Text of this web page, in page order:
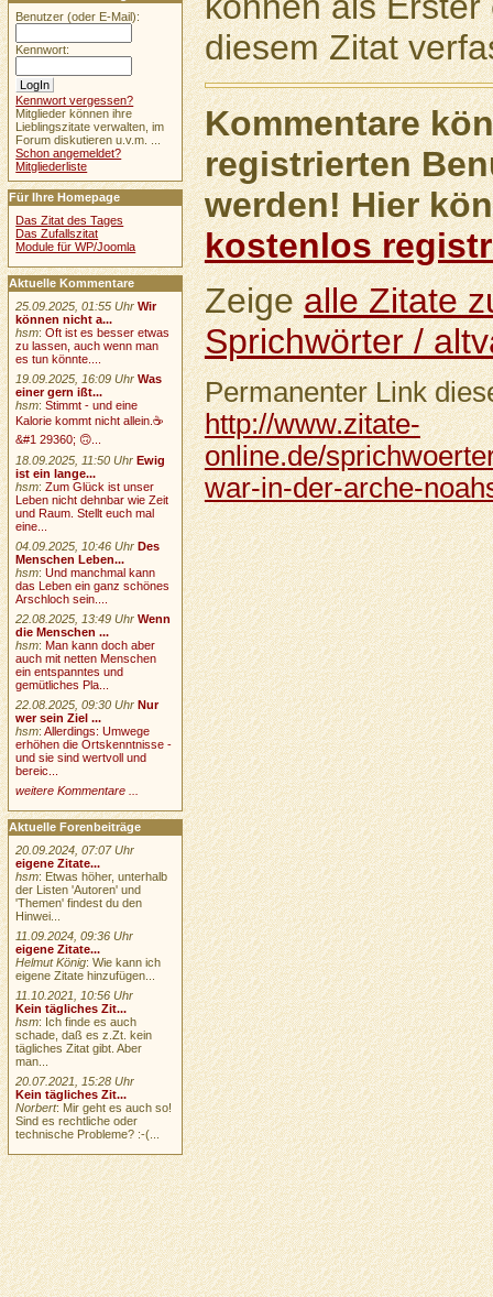
diesem Zitat
Kommentare
registrierten
werden! Hier
kostenlos
Zeigealle Zitate
Sprichwörter /
Permanenter Link
http://www.zitate-
online.de/
war-in-der-arche-
Benutzer (oder E-Mail):
Kennwort:
Kennwort vergessen?
Mitglieder können ihre
Lieblingszitate verwalten, im
Forum diskutieren u.v.m. ...
Schon angemeldet?
Mitgliederliste
Für Ihre Homepage
Das Zitat des Tages
Das Zufallszitat
Module für WP/Joomla
Aktuelle Kommentare
25.09.2025, 01:55 Uhr Wir
können nicht a...
hsm:Oft ist es besser etwas
zu lassen, auch wenn man
es tun könnte....
19.09.2025, 16:09 Uhr Was
einer gern ißt...
hsm:Stimmt - und eine
Kalorie kommt nicht allein.☕
&#1 29360; 🙃...
18.09.2025, 11:50 Uhr Ewig
ist ein lange...
hsm:Zum Glück ist unser
Leben nicht dehnbar wie Zeit
und Raum. Stellt euch mal
eine...
04.09.2025, 10:46 Uhr Des
Menschen Leben...
hsm:Und manchmal kann
das Leben ein ganz schönes
Arschloch sein....
22.08.2025, 13:49 Uhr Wenn
die Menschen ...
hsm:Man kann doch aber
auch mit netten Menschen
ein entspanntes und
gemütliches Pla...
22.08.2025, 09:30 Uhr Nur
wer sein Ziel ...
hsm:Allerdings: Umwege
erhöhen die Ortskenntnisse -
und sie sind wertvoll und
bereic...
weitere Kommentare ...
Aktuelle Forenbeiträge
20.09.2024, 07:07 Uhr
eigene Zitate...
hsm: Etwas höher, unterhalb
der Listen 'Autoren' und
'Themen' findest du den
Hinwei...
11.09.2024, 09:36 Uhr
eigene Zitate...
Helmut König: Wie kann ich
eigene Zitate hinzufügen...
11.10.2021, 10:56 Uhr
Kein tägliches Zit...
hsm: Ich finde es auch
schade, daß es z.Zt. kein
tägliches Zitat gibt. Aber
man...
20.07.2021, 15:28 Uhr
Kein tägliches Zit...
Norbert: Mir geht es auch so!
Sind es rechtliche oder
technische Probleme? :-(...